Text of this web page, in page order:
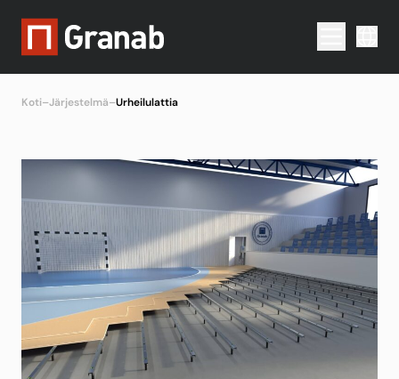
Menu
Koti–Järjestelmä–Urheilulattia